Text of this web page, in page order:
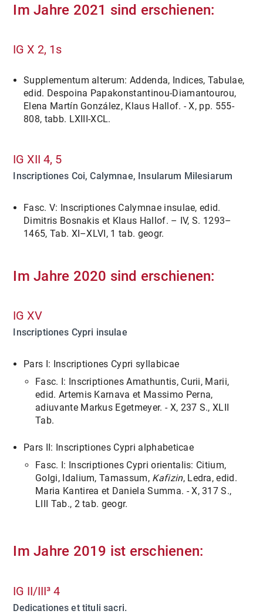
Im Jahre 2021 sind erschienen:
IG X 2, 1s
Supplementum alterum: Addenda, Indices, Tabulae,
edid. Despoina Papakonstantinou-Diamantourou,
Elena Martín González, Klaus Hallof. - X, pp. 555-
808, tabb. LXIII-XCL.
IG XII 4, 5
Inscriptiones Coi, Calymnae, Insularum Milesiarum
Fasc. V: Inscriptiones Calymnae insulae, edid.
Dimitris Bosnakis et Klaus Hallof. – IV, S. 1293–
1465, Tab. XI–XLVI, 1 tab. geogr.
Im Jahre 2020 sind erschienen:
IG XV
Inscriptiones Cypri insulae
Pars I: Inscriptiones Cypri syllabicae
Fasc. I: Inscriptiones Amathuntis, Curii, Marii,
edid. Artemis Karnava et Massimo Perna,
adiuvante Markus Egetmeyer. - X, 237 S., XLII
Tab.
Pars II: Inscriptiones Cypri alphabeticae
Fasc. I: Inscriptiones Cypri orientalis: Citium,
Golgi, Idalium, Tamassum, Kafizin, Ledra, edid.
Maria Kantirea et Daniela Summa. - X, 317 S.,
LIII Tab., 2 tab. geogr.
Im Jahre 2019 ist erschienen:
IG II/III³ 4
Dedicationes et tituli sacri.